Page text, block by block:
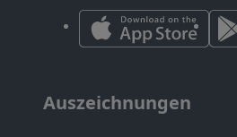
Auszeichnungen